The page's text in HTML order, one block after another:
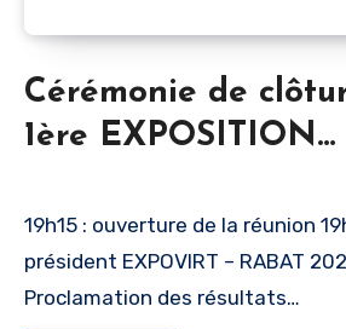
Cérémonie de
1ère EXPOSITION
ET
VIRTUELLE –
RABAT 2020, le
19h15 : ouverture de la réunion 19h35 : mot du
président EXPOVIRT – RABAT
Proclamation des résultats…